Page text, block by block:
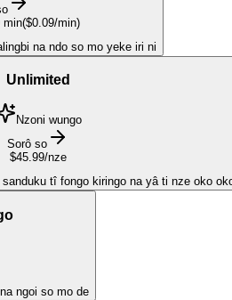
min($0.09/min)
na ndo so mo yeke iri ni
Unlimited
Nzoni wungo
Sorô so
$45.99/nze
tî fongo kiringo na yâ ti nze oko
ngoi so mo de